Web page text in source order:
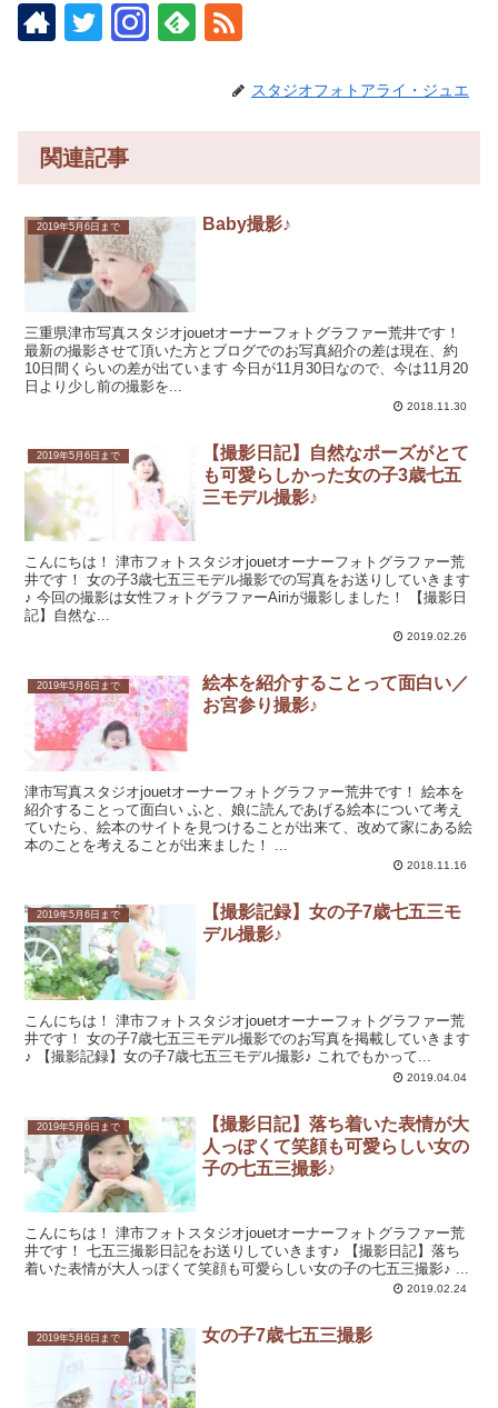
スタジオフォトアライ・ジュエ
関連記事
2019年5月6日まで Baby撮影♪
三重県津市写真スタジオjouetオーナーフォトグラファー荒井です！
最新の撮影させて頂いた方とブログでのお写真紹介の差は現在、約
10日間くらいの差が出ています 今日が11月30日なので、今は11月20
日より少し前の撮影を...
2018.11.30
2019年5月6日まで
【撮影日記】自然なポーズがとて
も可愛らしかった女の子3歳七五
三モデル撮影♪
こんにちは！ 津市フォトスタジオjouetオーナーフォトグラファー荒
井です！ 女の子3歳七五三モデル撮影での写真をお送りしていきます
♪ 今回の撮影は女性フォトグラファーAiriが撮影しました！ 【撮影日
記】自然な...
2019.02.26
2019年5月6日まで
絵本を紹介することって面白い／
お宮参り撮影♪
津市写真スタジオjouetオーナーフォトグラファー荒井です！ 絵本を
紹介することって面白い ふと、娘に読んであげる絵本について考え
ていたら、絵本のサイトを見つけることが出来て、改めて家にある絵
本のことを考えることが出来ました！ ...
2018.11.16
2019年5月6日まで
【撮影記録】女の子7歳七五三モ
デル撮影♪
こんにちは！ 津市フォトスタジオjouetオーナーフォトグラファー荒
井です！ 女の子7歳七五三モデル撮影でのお写真を掲載していきます
♪ 【撮影記録】女の子7歳七五三モデル撮影♪ これでもかって...
2019.04.04
2019年5月6日まで
【撮影日記】落ち着いた表情が大
人っぽくて笑顔も可愛らしい女の
子の七五三撮影♪
こんにちは！ 津市フォトスタジオjouetオーナーフォトグラファー荒
井です！ 七五三撮影日記をお送りしていきます♪ 【撮影日記】落ち
着いた表情が大人っぽくて笑顔も可愛らしい女の子の七五三撮影♪ ...
2019.02.24
2019年5月6日まで 女の子7歳七五三撮影